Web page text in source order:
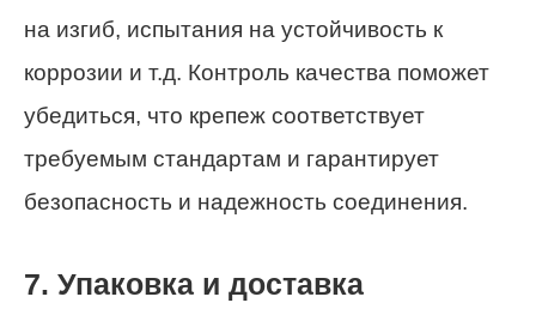
на изгиб, испытания на устойчивость к
коррозии и т.д. Контроль качества поможет
убедиться, что крепеж соответствует
требуемым стандартам и гарантирует
безопасность и надежность соединения.
7. Упаковка и доставка